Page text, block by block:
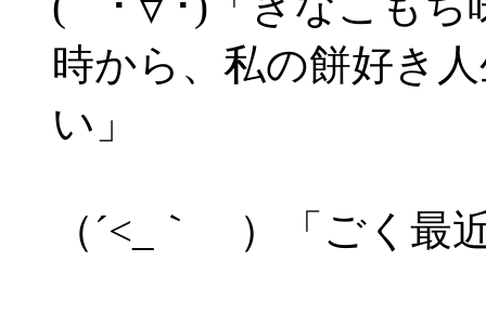
時から、私の餅好き
い」
（´<_｀ ）「ごく最